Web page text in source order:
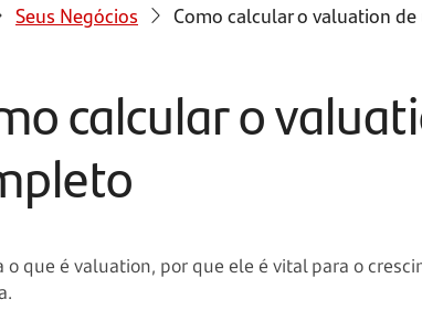
Seus Negócios Como calcular o valuation
calcular o
o que é valuation, por que ele é vital para o